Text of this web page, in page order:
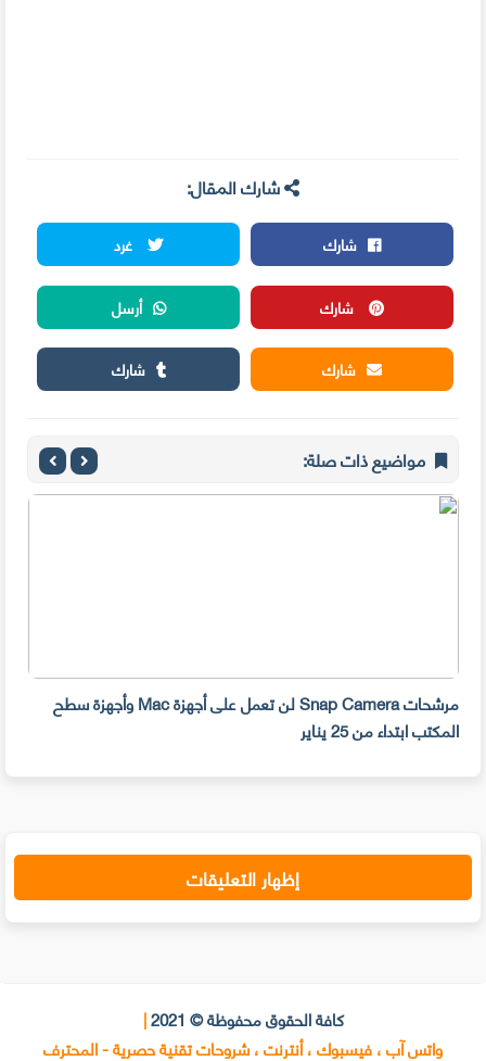
شارك المقال:
شارك
غرد
شارك
أرسل
شارك
شارك
مواضيع ذات صلة:
مرشحات Snap Camera لن تعمل على أجهزة Mac وأجهزة سطح
المكتب ابتداء من 25 يناير
إظهار التعليقات
كافة الحقوق محفوظة © 2021 |
واتس آب ، فيسبوك ، أنترنت ، شروحات تقنية حصرية - المحترف